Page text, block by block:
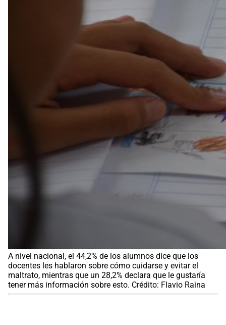
A nivel nacional, el 44,2% de los alumnos dice que los
docentes les hablaron sobre cómo cuidarse y evitar el
maltrato, mientras que un 28,2% declara que le gustaría
tener más información sobre esto. Crédito: Flavio Raina